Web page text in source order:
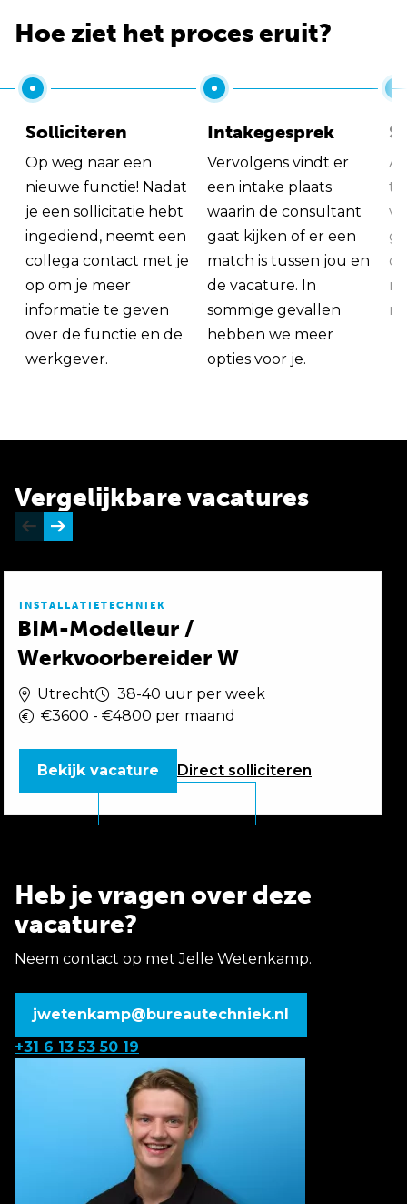
Hoe ziet het proces eruit?
Solliciteren
Op weg naar een
nieuwe functie! Nadat
je een sollicitatie hebt
ingediend, neemt een
collega contact met je
op om je meer
informatie te geven
over de functie en de
werkgever.
Intakegesprek
Vervolgens vindt er
een intake plaats
waarin de consultant
gaat kijken of er een
match is tussen jou en
de vacature. In
sommige gevallen
hebben we meer
opties voor je.
Vergelijkbare vacatures
INSTALLATIETECHNIEK
BIM-Modelleur /
Werkvoorbereider W
Utrecht
38-40 uur per week
€3600 - €4800 per maand
Direct solliciteren
Bekijk vacature
Heb je vragen over deze
vacature?
Neem contact op met Jelle Wetenkamp.
jwetenkamp@bureautechniek.nl
+31 6 13 53 50 19